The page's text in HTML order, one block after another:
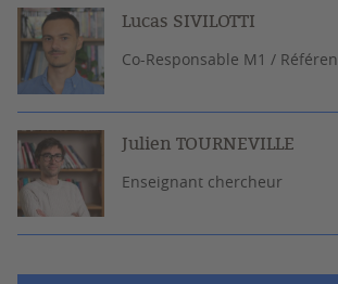
Lucas SIVILOTTI
Co-Responsable M1 /
Julien TOURNEVILLE
Enseignant chercheur